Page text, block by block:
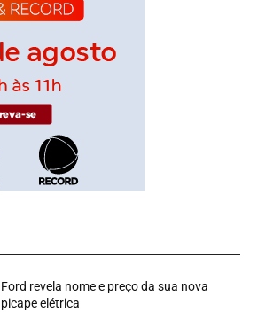
Ford revela nome e preço da sua nova
picape elétrica